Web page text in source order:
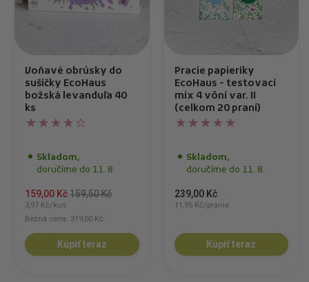
Voňavé obrúsky do
sušičky EcoHaus
božská levanduľa 40
ks
Skladom,
doručíme do 11. 8.
159,00 Kč159,50 Kč
3,97 Kč/kus
Bežná cena: 319,00 Kč
Kúpiť teraz
Pracie papieriky
EcoHaus - testovací
mix 4 vôní var. II
(celkom 20 praní)
Skladom,
doručíme do 11. 8.
239,00 Kč
11,95 Kč/pranie
Kúpiť teraz